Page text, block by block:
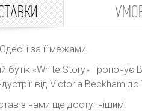
і за її межами!
«White Story» пропонує
від Victoria Beckham
з нами ще доступнішим!